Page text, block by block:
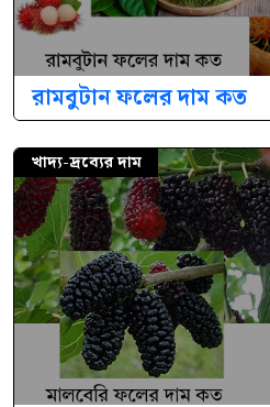
রামবুটান ফলের দাম কত
খাদ্য-দ্রব্যের দাম